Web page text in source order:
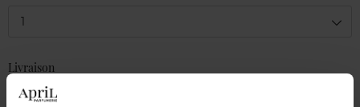
1
Livraison
En stock